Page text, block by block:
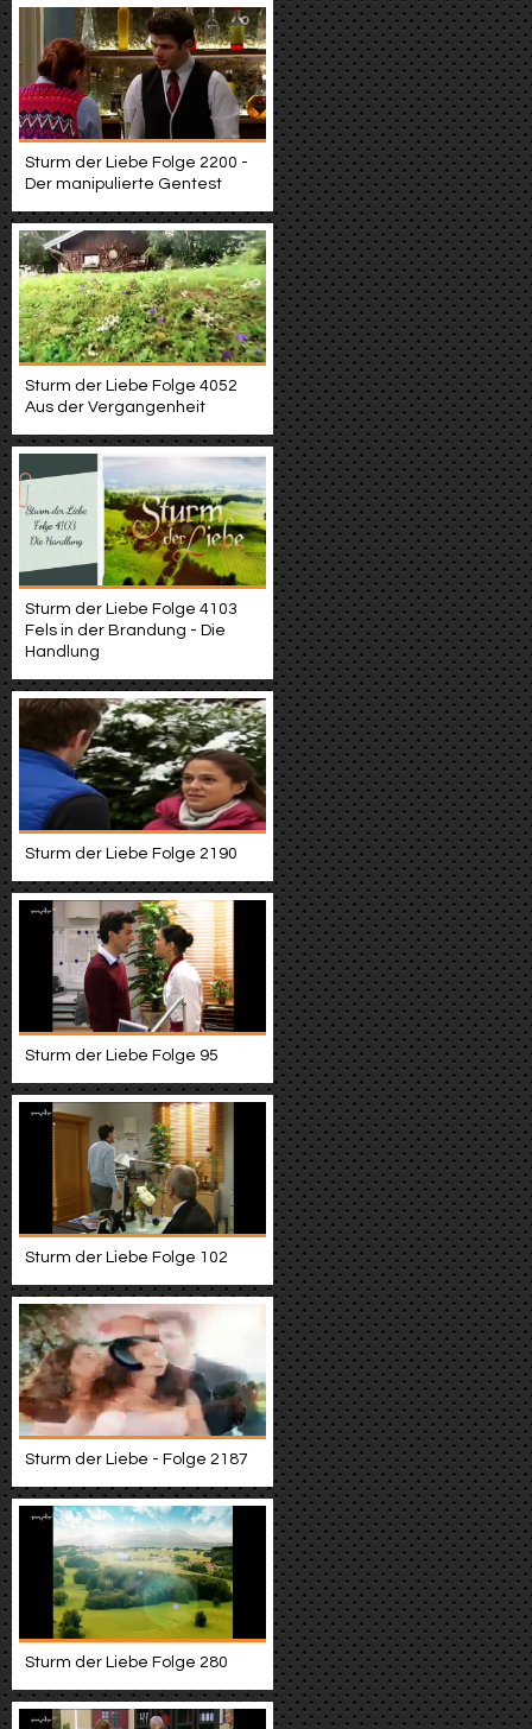
Sturm der Liebe Folge 2200 -
Der manipulierte Gentest
Sturm der Liebe Folge 4052
Aus der Vergangenheit
Sturm der Liebe Folge 4103
Fels in der Brandung - Die
Handlung
Sturm der Liebe Folge 2190
Sturm der Liebe Folge 95
Sturm der Liebe Folge 102
Sturm der Liebe - Folge 2187
Sturm der Liebe Folge 280